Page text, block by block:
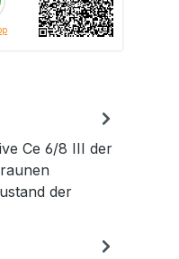
Ce 6/8 III der
der